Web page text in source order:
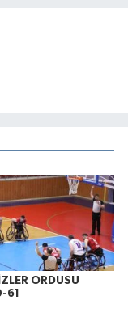
ORDUSU
61